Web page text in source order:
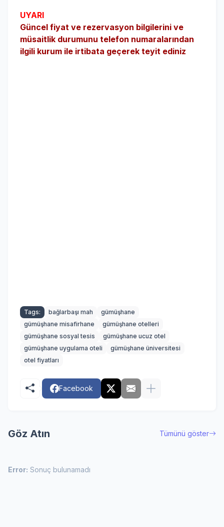
UYARI
Güncel fiyat ve rezervasyon bilgilerini ve
müsaitlik durumunu telefon numaralarından
ilgili kurum ile irtibata geçerek teyit ediniz
Tags: bağlarbaşı mah
gümüşhane
gümüşhane misafirhane
gümüşhane otelleri
gümüşhane sosyal tesis
gümüşhane ucuz otel
gümüşhane uygulama oteli
gümüşhane üniversitesi
otel fiyatları
Facebook
Göz Atın Tümünü göster
Error: Sonuç bulunamadı